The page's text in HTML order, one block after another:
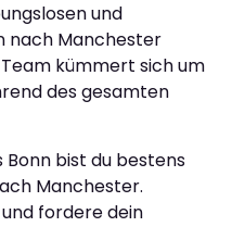
und
nach Manchester
kümmert sich um
des gesamten
Bonn bist du bestens
Manchester.
fordere dein